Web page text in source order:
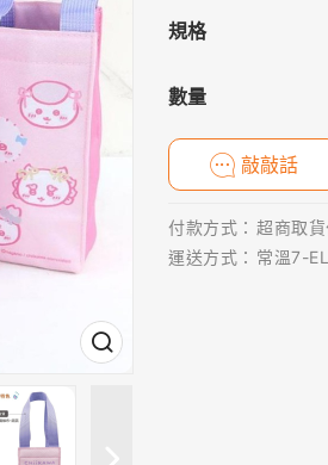
規格
數量
敲敲話
付款方式： 超商取
運送方式： 常溫7-